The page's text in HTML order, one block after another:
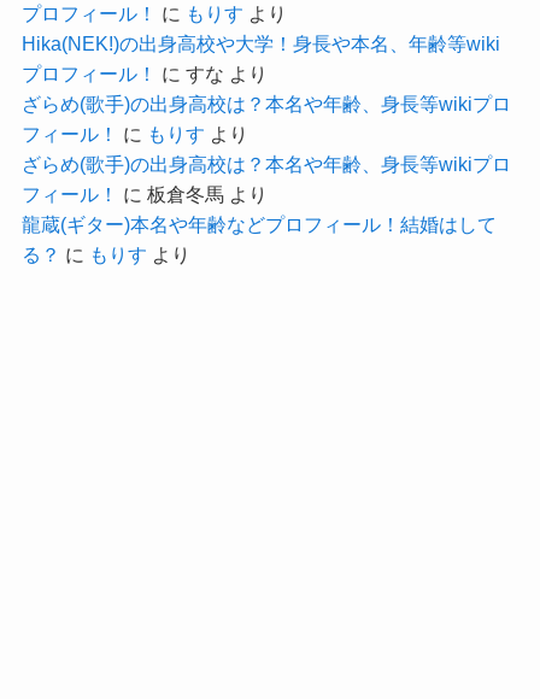
これもメイクはしていますね。
唯一メイクをしていなさそうなのが
こちらのタウンニュースの記事
タウンニュース
の記事でしょうか・・・
12歳くらいの時なのでなんとも言えないですね。
プロフィール！
に もりす より
Hika(NEK!)の出身高校や大学！身長や本名、年齢等wiki
プロフィール！
に すな より
ざらめ(歌手)の出身高校は？本名や年齢、身長等wikiプロ
フィール！
に もりす より
ざらめ(歌手)の出身高校は？本名や年齢、身長等wikiプロ
フィール！
に 板倉冬馬より
龍蔵(ギター)本名や年齢などプロフィール！結婚はして
る？ に もりす より